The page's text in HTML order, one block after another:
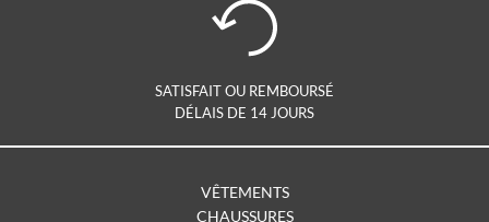
SATISFAIT OU REMBOURSÉ
DÉLAIS DE 14 JOURS
VÊTEMENTS
CHAUSSURES